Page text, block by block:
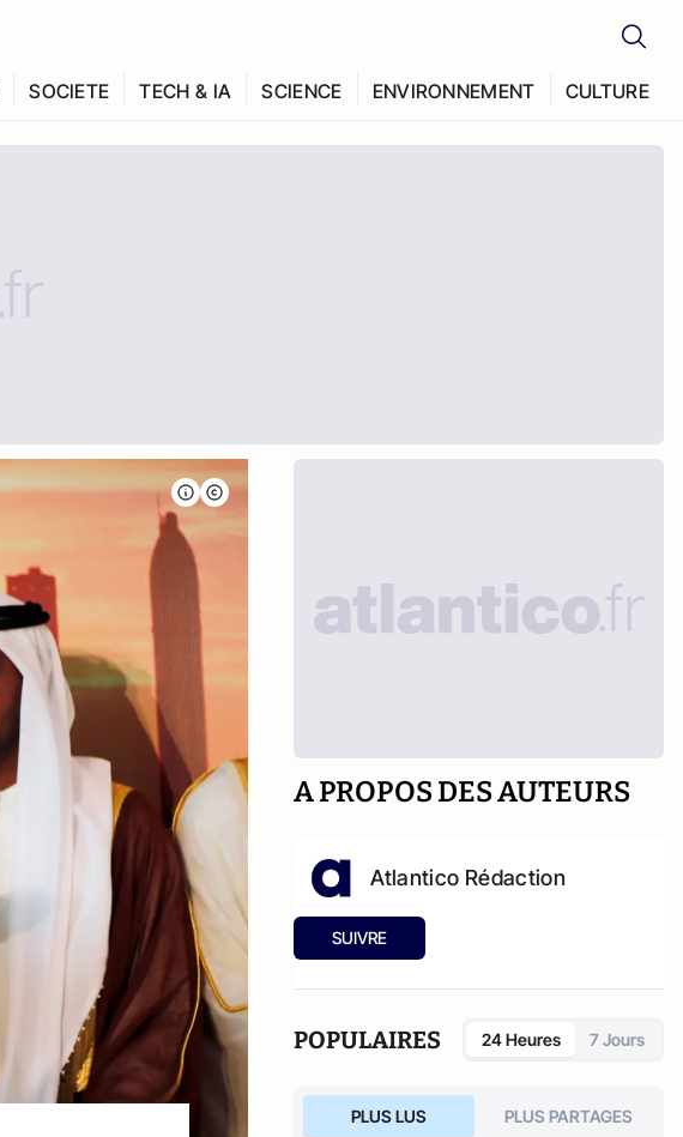
SOCIETE TECH & IA SCIENCE ENVIRONNEMENT CULTURE
A PROPOS DES AUTEURS
Atlantico Rédaction
SUIVRE
POPULAIRES 24 Heures 7 Jours
PLUS LUS PLUS PARTAGES